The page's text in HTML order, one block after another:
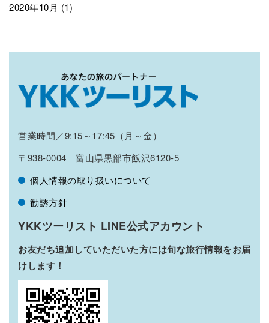
2020年10月 (1)
営業時間／9:15～17:45（月～金）
〒938-0004 富山県黒部市飯沢6120-5
個人情報の取り扱いについて
勧誘方針
YKKツーリスト LINE公式アカウント
お友だち追加していただいた方には旬な旅行情報をお届
けします！